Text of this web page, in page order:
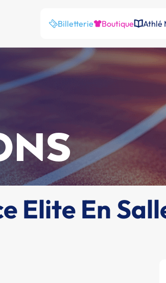
Billetterie Boutique Athlé
Elite En